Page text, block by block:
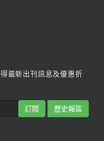
最新出刊訊息及優惠折
訂閱 歷史報區